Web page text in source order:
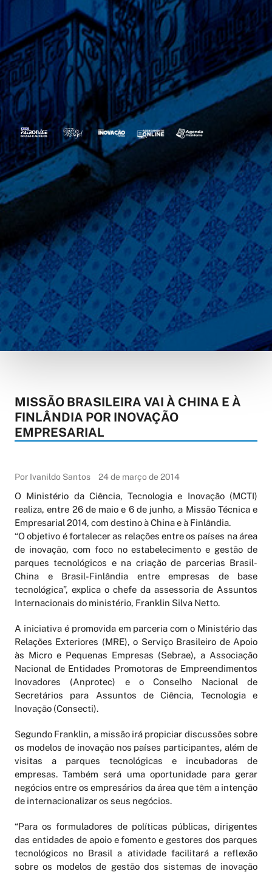
MISSÃO BRASILEIRA VAI À CHINA E À
FINLÂNDIA POR INOVAÇÃO
EMPRESARIAL
Por Ivanildo Santos 24 de março de 2014
O Ministério da Ciência, Tecnologia e Inovação (MCTI)
realiza, entre 26 de maio e 6 de junho, a Missão Técnica e
Empresarial 2014, com destino à China e à Finlândia.
“O objetivo é fortalecer as relações entre os países na área
de inovação, com foco no estabelecimento e gestão de
parques tecnológicos e na criação de parcerias Brasil-
China e Brasil-Finlândia entre empresas de base
tecnológica”, explica o chefe da assessoria de Assuntos
Internacionais do ministério, Franklin Silva Netto.
A iniciativa é promovida em parceria com o Ministério das
Relações Exteriores (MRE), o Serviço Brasileiro de Apoio
às Micro e Pequenas Empresas (Sebrae), a Associação
Nacional de Entidades Promotoras de Empreendimentos
Inovadores (Anprotec) e o Conselho Nacional de
Secretários para Assuntos de Ciência, Tecnologia e
Inovação (Consecti).
Segundo Franklin, a missão irá propiciar discussões sobre
os modelos de inovação nos países participantes, além de
visitas a parques tecnológicas e incubadoras de
empresas. Também será uma oportunidade para gerar
negócios entre os empresários da área que têm a intenção
de internacionalizar os seus negócios.
“Para os formuladores de políticas públicas, dirigentes
das entidades de apoio e fomento e gestores dos parques
tecnológicos no Brasil a atividade facilitará a reflexão
sobre os modelos de gestão dos sistemas de inovação